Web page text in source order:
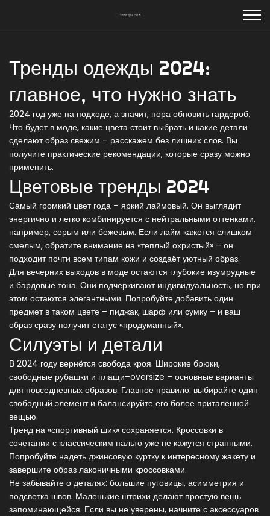
Тренды одежды 2024:
главное, что нужно знать
2024 год уже на подходе, а значит, пора обновить гардероб.
Что будет в моде, какие цвета стоит выбрать и какие детали
сделают образ свежим – расскажем без лишних слов. Вы
получите практические рекомендации, которые сразу можно
применить.
Цветовые тренды 2024
Самый громкий цвет года – яркий лаймовый. Он выглядит
энергично и легко комбинируется с нейтральными оттенками,
например, серым или бежевым. Если лайм кажется слишком
смелым, обратите внимание на «теплый охристый» – он
подходит почти всем типам кожи и создаёт уютный образ.
Для вечерних выходов в моде остаются глубокие изумрудные
и бардовые тона. Они подчеркивают индивидуальность, но при
этом остаются элегантными. Попробуйте добавить один
предмет в таком цвете – пиджак, шарф или сумку – и ваш
образ сразу получит статус «продуманный».
Силуэты и детали
В 2024 году вернётся свобода кроя. Широкие брюки,
свободные рубашки и плащи–oversize – основные варианты
для повседневных образов. Главное правило: выбирайте один
свободный элемент и балансируйте его более приталенной
вещью.
Тренд на «спортивный шик» сохраняется. Кроссовки в
сочетании с классическим пальто уже не кажутся странными.
Попробуйте надеть джинсовую куртку к интересному жакету и
завершите образ лаконичными кроссовками.
Не забывайте о деталях: большие пуговицы, асимметрия и
подсветка швов. Маленькие штрихи делают простую вещь
запоминающейся. Если вы не уверены, начните с аксессуаров